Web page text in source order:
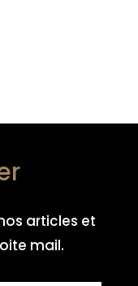
articles et
mail.